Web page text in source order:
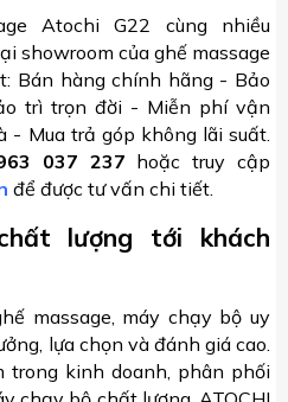
Atochi G22 cùng nhiều
showroom của ghế massage
Bán hàng chính hãng - Bảo
trì trọn đời - Miễn phí vận
Mua trả góp không lãi suất.
037 237 hoặc truy cập
để được tư vấn chi tiết.
lượng tới khách
massage, máy chạy bộ uy
lựa chọn và đánh giá cao.
trong kinh doanh, phân phối